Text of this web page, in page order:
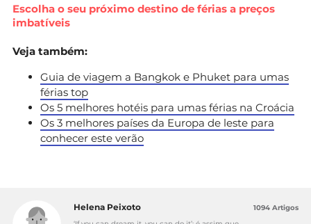
Escolha o seu próximo destino de férias a preços
imbatíveis
Veja também:
Guia de viagem a Bangkok e Phuket para umas
férias top
Os 5 melhores hotéis para umas férias na Croácia
Os 3 melhores países da Europa de leste para
conhecer este verão
Helena Peixoto 1094 Artigos